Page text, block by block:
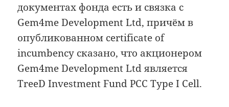
документах фонда есть и связка с
Gem4me Development Ltd, причём в
опубликованном certificate of
incumbency сказано, что акционером
Gem4me Development Ltd является
TreeD Investment Fund PCC Type I Cell.